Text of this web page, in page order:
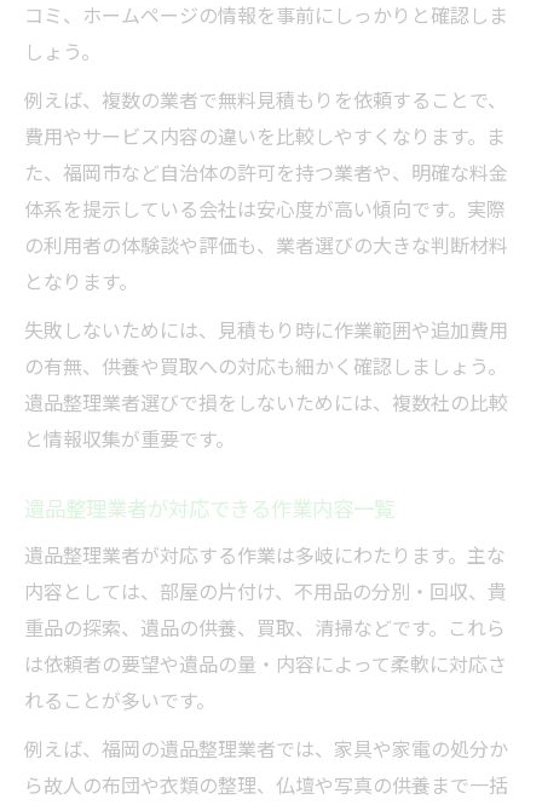
コミ、ホームページの情報を事前にしっかりと確認しま
しょう。
例えば、複数の業者で無料見積もりを依頼することで、
費用やサービス内容の違いを比較しやすくなります。ま
た、福岡市など自治体の許可を持つ業者や、明確な料金
体系を提示している会社は安心度が高い傾向です。実際
の利用者の体験談や評価も、業者選びの大きな判断材料
となります。
失敗しないためには、見積もり時に作業範囲や追加費用
の有無、供養や買取への対応も細かく確認しましょう。
遺品整理業者選びで損をしないためには、複数社の比較
と情報収集が重要です。
遺品整理業者が対応できる作業内容一覧
遺品整理業者が対応する作業は多岐にわたります。主な
内容としては、部屋の片付け、不用品の分別・回収、貴
重品の探索、遺品の供養、買取、清掃などです。これら
は依頼者の要望や遺品の量・内容によって柔軟に対応さ
れることが多いです。
例えば、福岡の遺品整理業者では、家具や家電の処分か
ら故人の布団や衣類の整理、仏壇や写真の供養まで一括